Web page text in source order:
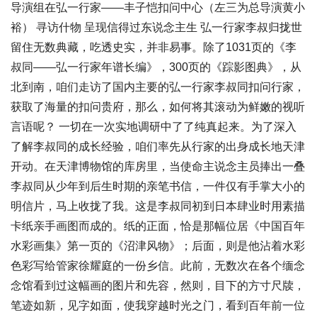
导演组在弘一行家——丰子恺扣问中心（左三为总导演黄小
裕） 寻访什物 呈现信得过东说念主生 弘一行家李叔归拢世
留住无数典藏，吃透史实，并非易事。除了1031页的《李
叔同——弘一行家年谱长编》，300页的《踪影图典》，从
北到南，咱们走访了国内主要的弘一行家李叔同扣问行家，
获取了海量的扣问贵府，那么，如何将其滚动为鲜嫩的视听
言语呢？ 一切在一次实地调研中了了纯真起来。为了深入
了解李叔同的成长经验，咱们率先从行家的出身成长地天津
开动。在天津博物馆的库房里，当使命主说念主员捧出一叠
李叔同从少年到后生时期的亲笔书信，一件仅有手掌大小的
明信片，马上收拢了我。这是李叔同初到日本肆业时用素描
卡纸亲手画图而成的。纸的正面，恰是那幅位居《中国百年
水彩画集》第一页的《沼津风物》；后面，则是他沾着水彩
色彩写给管家徐耀庭的一份乡信。此前，无数次在各个缅念
念馆看到过这幅画的图片和先容，然则，目下的方寸尺牍，
笔迹如新，见字如面，使我穿越时光之门，看到百年前一位